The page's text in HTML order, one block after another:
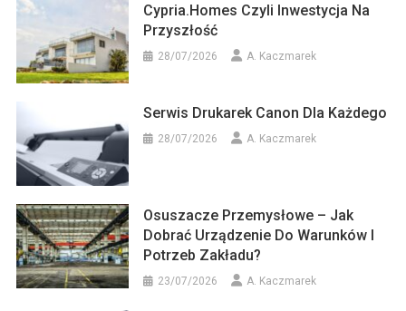
Cypria.homes Czyli Inwestycja Na
Przyszłość
28/07/2026 A. Kaczmarek
Serwis Drukarek Canon Dla Każdego
28/07/2026 A. Kaczmarek
Osuszacze Przemysłowe – Jak
Dobrać Urządzenie Do Warunków I
Potrzeb Zakładu?
23/07/2026 A. Kaczmarek